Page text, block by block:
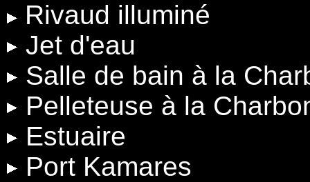
Rivaud illuminé
Jet d'eau
Salle de bain à la
Pelleteuse à la
Estuaire
Port Kamares